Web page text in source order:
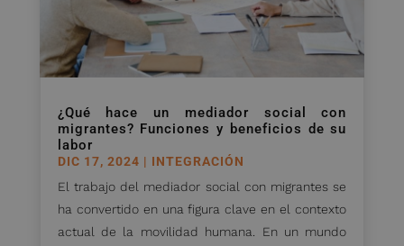
¿Qué hace un mediador social con
migrantes? Funciones y beneficios de su
labor
DIC 17, 2024 | INTEGRACIÓN
El trabajo del mediador social con migrantes se
ha convertido en una figura clave en el contexto
actual de la movilidad humana. En un mundo